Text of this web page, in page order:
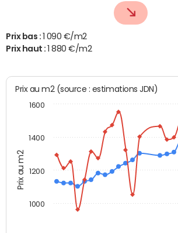
Prix bas :
1 090 €/m2
Prix haut :
1 880 €/m2
Prix au m2
Prix au m2 (source : estimations JDN)
1000
1200
1400
1600